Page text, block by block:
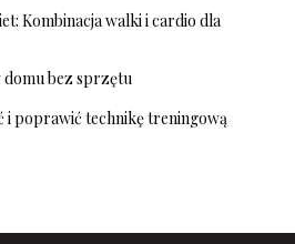
Kombinacja walki i cardio dla
domu bez sprzętu
i poprawić technikę treningową